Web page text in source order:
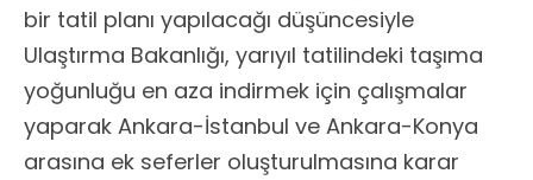
bir tatil planı yapılacağı düşüncesiyle
Ulaştırma Bakanlığı, yarıyıl tatilindeki taşıma
yoğunluğu en aza indirmek için çalışmalar
yaparak Ankara-İstanbul ve Ankara-Konya
arasına ek seferler oluşturulmasına karar